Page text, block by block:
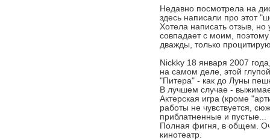
Недавно посмотрела на
здесь написали про этот
Хотела написать отзыв,
совпадает с моим,
дважды, только
Nickky 18 января 2007
на самом деле, этой
"Питера" - как до Луны
В лучшем случае -
Актерская игра (кроме
работы не чувствуется,
приблатненные и пустые...
Полная фигня, в общем.
кинотеатр.
Наваждение